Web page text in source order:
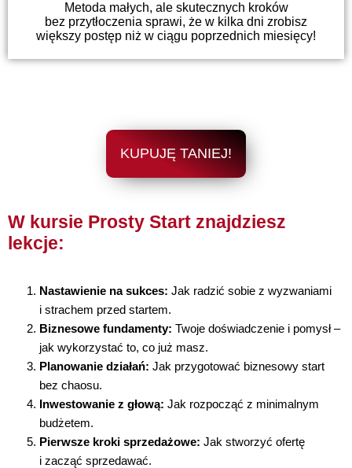
Metoda małych, ale skutecznych kroków
bez przytłoczenia sprawi, że w kilka dni zrobisz
większy postęp niż w ciągu poprzednich miesięcy!
KUPUJĘ TANIEJ!
W kursie Prosty Start znajdziesz
lekcje:
Nastawienie na sukces: Jak radzić sobie z wyzwaniami
i strachem przed startem.
Biznesowe fundamenty: Twoje doświadczenie i pomysł –
jak wykorzystać to, co już masz.
Planowanie działań: Jak przygotować biznesowy start
bez chaosu.
Inwestowanie z głową: Jak rozpocząć z minimalnym
budżetem.
Pierwsze kroki sprzedażowe: Jak stworzyć ofertę
i zacząć sprzedawać.